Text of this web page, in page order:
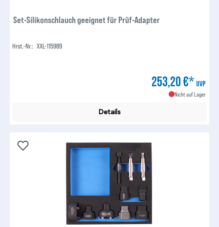
Set-Silikonschlauch geeignet für Prüf-Adapter
Hrst.-Nr.: XXL-115989
253,20 €* UVP
Nicht auf Lager
Details